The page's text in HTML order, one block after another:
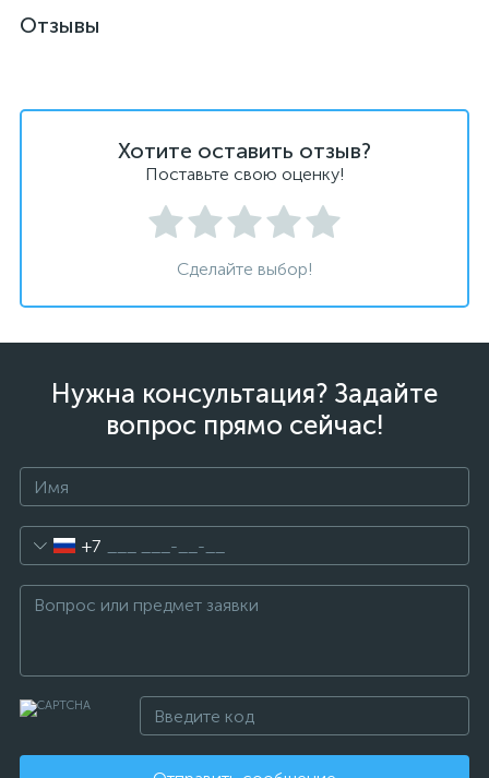
Отзывы
Хотите оставить отзыв?
Поставьте свою оценку!
Сделайте выбор!
Нужна консультация? Задайте
вопрос прямо сейчас!
+7